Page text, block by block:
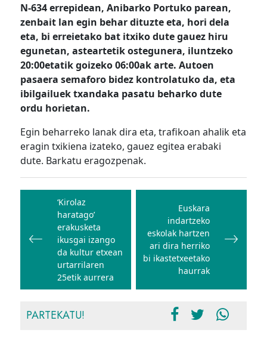
N-634 errepidean, Anibarko Portuko parean,
zenbait lan egin behar dituzte eta, hori dela
eta, bi erreietako bat itxiko dute gauez hiru
egunetan, asteartetik ostegunera, iluntzeko
20:00etatik goizeko 06:00ak arte. Autoen
pasaera semaforo bidez kontrolatuko da, eta
ibilgailuek txandaka pasatu beharko dute
ordu horietan.
Egin beharreko lanak dira eta, trafikoan ahalik eta
eragin txikiena izateko, gauez egitea erabaki
dute. Barkatu eragozpenak.
Bidalketetan
zehar
nabigatu
‘Kirolaz
haratago’
erakusketa
ikusgai izango
da kultur etxean
urtarrilaren
25etik aurrera
Euskara
indartzeko
eskolak hartzen
ari dira herriko
bi ikastetxeetako
haurrak
PARTEKATU!